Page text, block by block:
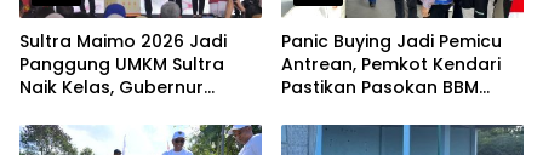
Sultra Maimo 2026 Jadi
Panggung UMKM Sultra
Naik Kelas, Gubernur
Tembus Pasar Ekspor
Panic Buying Jadi Pemicu
Antrean, Pemkot Kendari
Pastikan Pasokan BBM